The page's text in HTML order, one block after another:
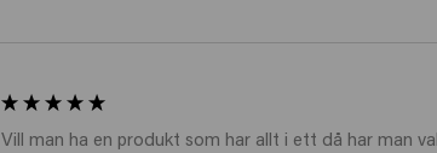
Vill man ha en produkt som har allt i ett då har man